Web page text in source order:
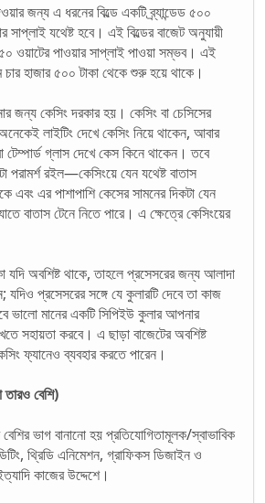
জন্য এ ধরনের বিল্ডে একটি ব্র্যান্ডেড ৫০০
সাপ্লাই যথেষ্ট হবে। এই বিল্ডের বাজেট অনুযায়ী
ওয়াটের পাওয়ার সাপ্লাই পাওয়া সম্ভব। এই
চার হাজার ৫০০ টাকা থেকে শুরু হয়ে থাকে।
জন্য কেসিং দরকার হয়। কেসিং বা চেসিসের
লাইটিং দেখে কেসিং নিয়ে থাকেন, আবার
টেম্পার্ড গ্লাস দেখে কেস কিনে থাকেন। তবে
পরামর্শ রইল—কেসিংয়ে যেন যথেষ্ট বাতাস
এবং এর পাশাপাশি কেসের সামনের দিকটা যেন
বাতাস টেনে নিতে পারে। এ ক্ষেত্রে কেসিংয়ের
যদি অবশিষ্ট থাকে, তাহলে প্রসেসরের জন্য আলাদা
যদিও প্রসেসরের সঙ্গে যে কুলারটি দেবে তা কাজ
ভালো মানের একটি সিপিইউ কুলার আপনার
সহায়তা করবে। এ ছাড়া বাজেটের অবশিষ্ট
ফ্যানেও ব্যবহার করতে পারেন।
তারও বেশি)
ভাগ বানানো হয় প্রতিযোগিতামূলক/স্বাভাবিক
থ্রিডি এনিমেশন, গ্রাফিকস ডিজাইন ও
কাজের উদ্দেশে।